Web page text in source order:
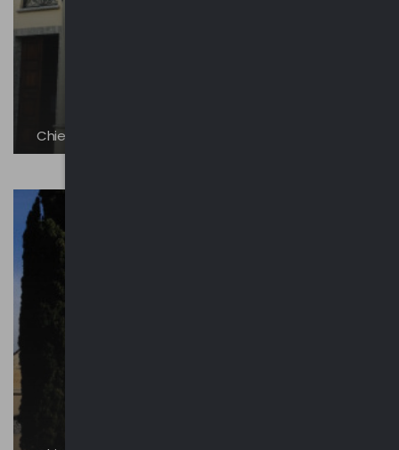
Chiesa di San Gregorio Magno | Breglia